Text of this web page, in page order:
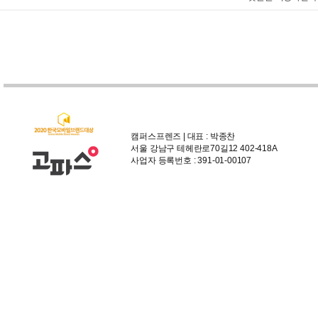
캠퍼스프렌즈 | 대표 : 박종찬
서울 강남구 테헤란로70길12 402-418A
사업자 등록번호 : 391-01-00107